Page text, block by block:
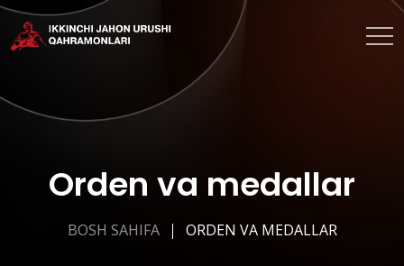
Orden va medallar
BOSH SAHIFA ORDEN VA MEDALLAR